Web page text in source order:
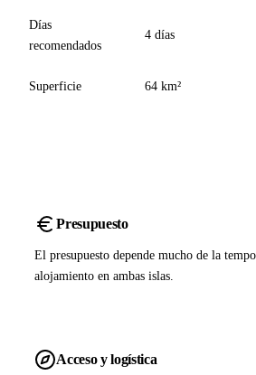
Días
recomendados
4 días
Superficie 64 km²
Presupuesto
El presupuesto depende mucho de la
alojamiento en ambas islas.
Acceso y logística